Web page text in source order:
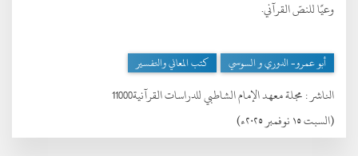
(السبت ١٥ نوفمبر ٢٠٢٥ء)
الناشر :مجلة معهد الإمام الشاطبي للدراسات القرآنية11000
وعيًا للنصّ القرآني.
أبو عمرو- الدوري و السوسي كتب المعاني والتفسير